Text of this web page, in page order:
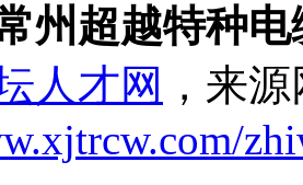
州超越特种
人才网 ，来